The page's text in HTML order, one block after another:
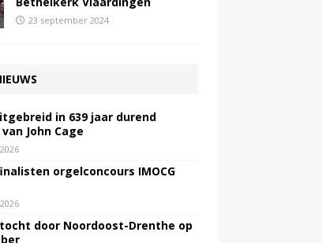
23 september 2024
in 639 jaar durend
John Cage
orgelconcours IMOCG
door Noordoost-Drenthe op